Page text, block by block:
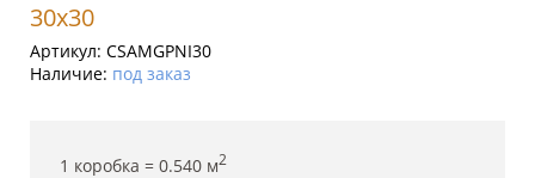
30x30
Артикул: CSAMGPNI30
Наличие: под заказ
1 коробка = 0.540 м2